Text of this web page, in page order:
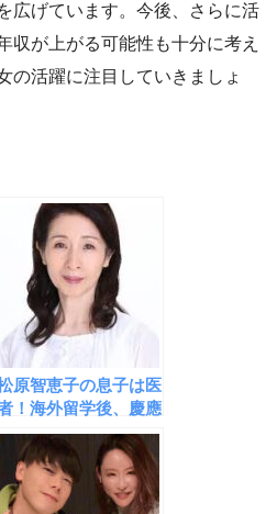
広げています。今後、さらに活
収が上がる可能性も十分に考え
の活躍に注目していきましょ
原智恵子の息子は医
！海外留学後、慶應
学を卒業するほどの
秀才だった！